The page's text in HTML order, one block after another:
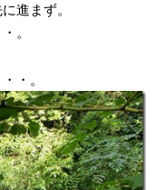
進まず。
。
・。